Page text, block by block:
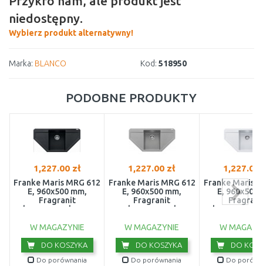
niedostępny.
Wybierz produkt alternatywny!
Marka: BLANCO Kod: 518950
PODOBNE PRODUKTY
1,227.00 zł
Franke Maris MRG 612
E, 960x500 mm,
Fragranit
zlewozmywak, onyx
W MAGAZYNIE
DO KOSZYKA
Do porównania
1,227.00 zł
Franke Maris MRG 612
E, 960x500 mm,
Fragranit
zlewozmywak,
114.0368.278
W MAGAZYNIE
DO KOSZYKA
Do porównania
1,227.00
Franke Maris
E, 960x500
W
DO
Do